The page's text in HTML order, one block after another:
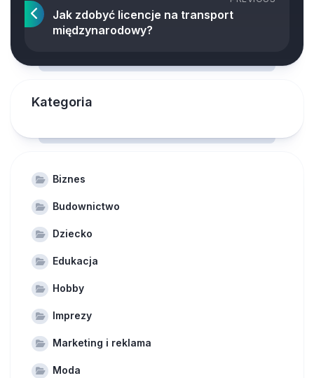
Jak zdobyć licencje na transport
międzynarodowy?
Kategoria
Biznes
Budownictwo
Dziecko
Edukacja
Hobby
Imprezy
Marketing i reklama
Moda